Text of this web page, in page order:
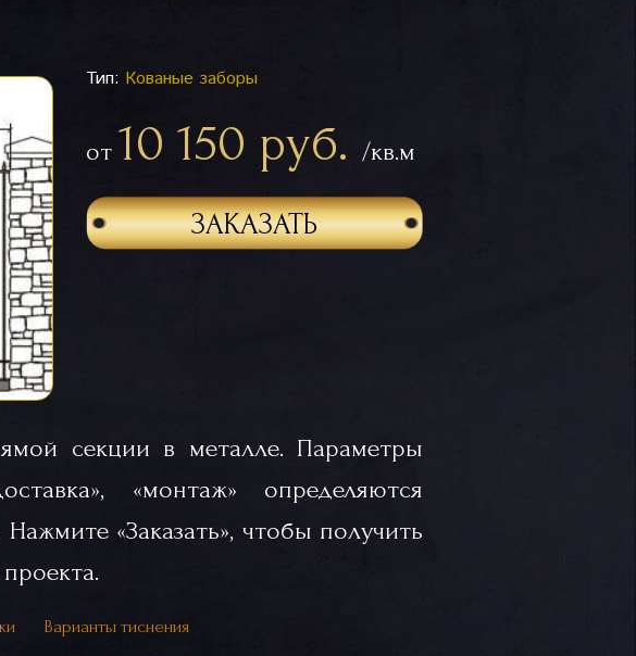
Тип: Кованые заборы
от 10 150 руб. /кв.м
ЗАКАЗАТЬ
секции в металле. Параметры
«монтаж» определяются
«Заказать», чтобы получить
Варианты тиснения